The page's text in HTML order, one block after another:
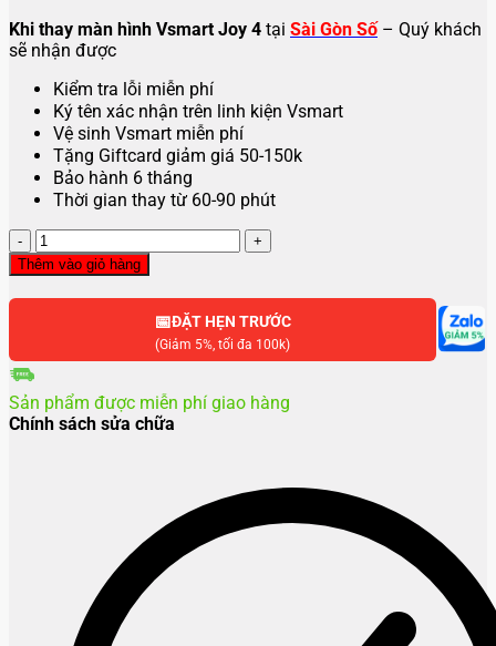
Khi thay màn hình Vsmart Joy 4 tại Sài Gòn Số– Quý khách
sẽ nhận được
Kiểm tra lỗi miễn phí
Ký tên xác nhận trên linh kiện Vsmart
Vệ sinh Vsmart miễn phí
Tặng Giftcard giảm giá 50-150k
Bảo hành 6 tháng
Thời gian thay từ 60-90 phút
Thay
màn
hình
Vsmart
số
Thêm vào giỏ hàng
📅ĐẶT HẸN TRƯỚC
(Giảm 5%, tối đa 100k)
Sản phẩm được miễn phí giao hàng
Chính sách sửa chữa